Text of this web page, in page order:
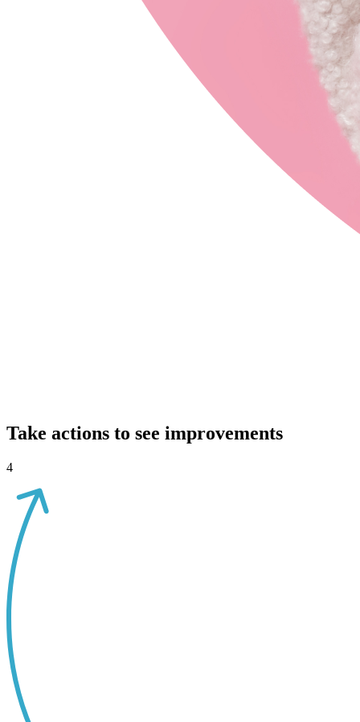
Take actions to see improvements
4